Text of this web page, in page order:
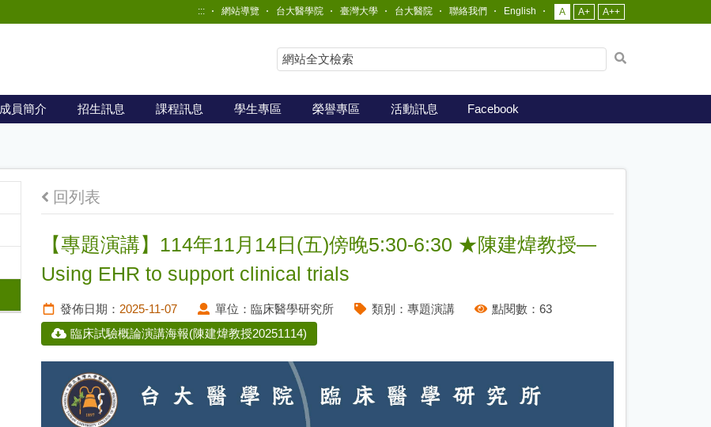
::: 網站導覽 台大醫學院 臺灣大學 台大醫院 聯絡我們 English A A+ A++
檢
成員簡介 招生訊息 課程訊息 學生專區 榮譽專區 活動訊息 Facebook
回列表
【專題演講】114年11月14日(五)傍晚5:30-6:30 ★陳建煒教授—
Using EHR to support clinical trials
發佈日期： 2025-11-07 單位： 臨床醫學研究所 類別： 專題演講 點閱數：63
臨床試驗概論演講海報(陳建煒教授20251114)